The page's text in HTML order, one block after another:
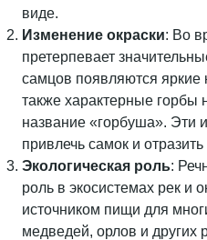
виде.
Изменение окраски: Во
претерпевает
самцов появляются яркие
также характерные горбы
название «горбуша». Эти
привлечь самок и
Экологическая роль:
роль в экосистемах рек и
источником пищи для
медведей, орлов и других